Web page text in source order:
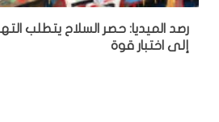
رصد الميديا: حصر السلاح يتطلب
إلى اختبار قوة